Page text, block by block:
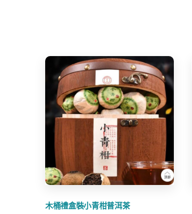
木桶禮盒裝小青柑普洱茶
Share